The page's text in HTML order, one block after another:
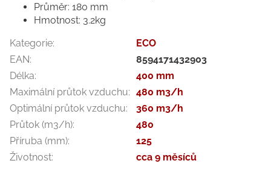
Průměr: 180 mm
Hmotnost: 3.2kg
Kategorie:
ECO
EAN:
8594171432903
Délka:
400 mm
Maximální průtok vzduchu: 480 m3/h
Optimální průtok vzduchu:
360 m3/h
Průtok (m3/h):
480
Příruba (mm):
125
Životnost: cca 9 měsíců